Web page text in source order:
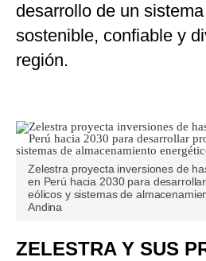
desarrollo de un
sostenible, confiable y
región.
Zelestra proyecta inversiones de
en Perú hacia 2030 para
eólicos y sistemas de
Andina
ZELESTRA Y SUS